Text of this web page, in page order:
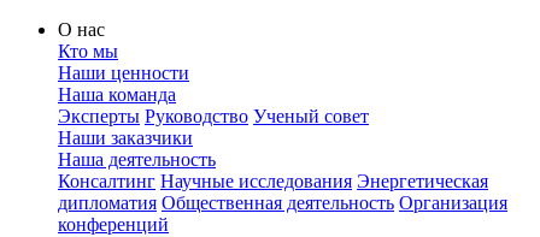
О нас
Кто мы
Наши ценности
Наша команда
Эксперты Руководство Ученый совет
Наши заказчики
Наша деятельность
Консалтинг Научные исследования Энергетическая
дипломатия Общественная деятельность Организация
конференций